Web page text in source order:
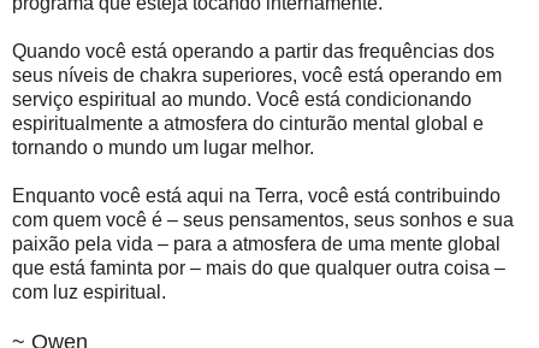
Quando você está operando a partir das frequências dos
seus níveis de chakra superiores, você está operando em
serviço espiritual ao mundo. Você está condicionando
espiritualmente a atmosfera do cinturão mental global e
tornando o mundo um lugar melhor.
Enquanto você está aqui na Terra, você está contribuindo
com quem você é – seus pensamentos, seus sonhos e sua
paixão pela vida – para a atmosfera de uma mente global
que está faminta por – mais do que qualquer outra coisa –
com luz espiritual.
~ Owen